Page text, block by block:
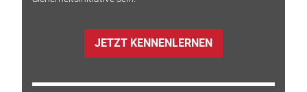
JETZT KENNENLERNEN